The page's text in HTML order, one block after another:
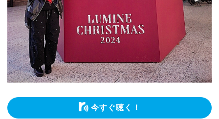
今すぐ聴く！